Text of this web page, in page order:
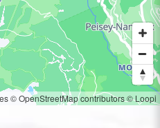
© OpenStreetMap contributors© Loopi